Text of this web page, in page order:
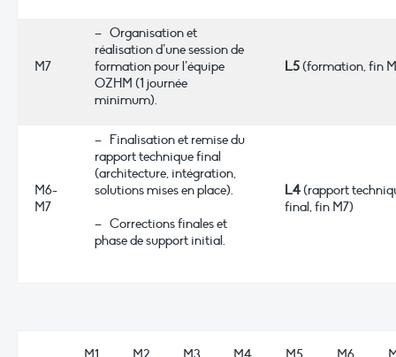
M7
– Organisation et
réalisation d’une session de
formation pour l’équipe
OZHM (1 journée
minimum).
L5(formation, fin
M6-
M7
– Finalisation et remise du
rapport technique final
(architecture, intégration,
solutions mises en place).
– Corrections finales et
phase de support initial.
L4(rapport
final, fin M7)